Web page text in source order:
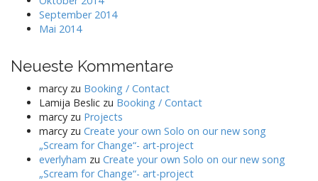
September 2014
Mai 2014
Neueste Kommentare
marcy zu Booking / Contact
Lamija Beslic zu Booking / Contact
marcy zu Projects
marcy zu Create your own Solo on our new song
„Scream for Change“- art-project
everlyham zu Create your own Solo on our new song
„Scream for Change“- art-project